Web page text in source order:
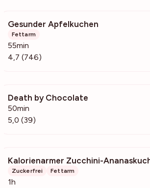
Gesunder Apfelkuchen
Fettarm
55min
4,7 (746)
Death by Chocolate
50min
5,0 (39)
Kalorienarmer Zucchini-
Zuckerfrei Fettarm
1h